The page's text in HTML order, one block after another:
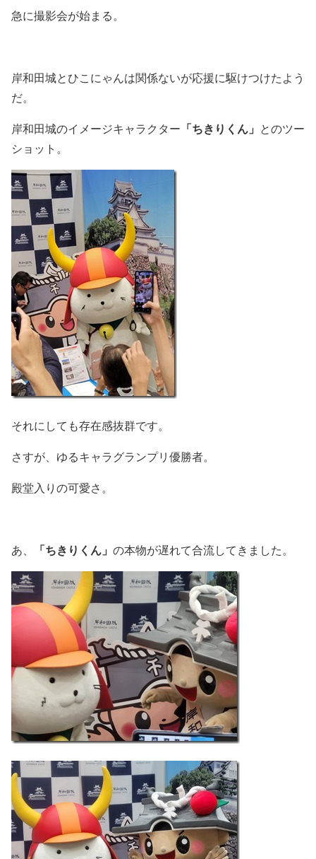
急に撮影会が始まる。
岸和田城とひこにゃんは関係ないが応援に駆けつけたよう
だ。
岸和田城のイメージキャラクター 「ちきりくん」 とのツー
ショット。
それにしても存在感抜群です。
さすが、ゆるキャラグランプリ優勝者。
殿堂入りの可愛さ。
あ、 「ちきりくん」 の本物が遅れて合流してきました。